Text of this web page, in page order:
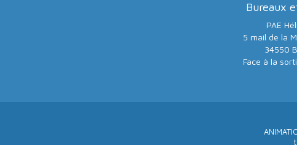
Bureaux
PAE
5 mail de la
34550
Face à la